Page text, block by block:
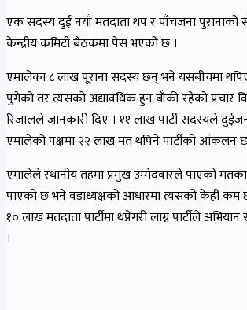
एक सदस्य दुई नयाँ मतदाता थप र पाँचजना पुरानाको
केन्द्रीय कमिटी बैठकमा पेस भएको छ ।
एमालेका ८ लाख पूराना सदस्य छन् भने यसबीचमा
पुगेको तर त्यसको अद्यावधिक हुन बाँकी रहेको प्रचार
रिजालले जानकारी दिए । ११ लाख पार्टी सदस्यले
एमालेको पक्षमा २२ लाख मत थपिने पार्टीको आंकलन
एमालेले स्थानीय तहमा प्रमुख उम्मेदवारले पाएको
पाएको छ भने वडाध्यक्षको आधारमा त्यसको केही कम छ
१० लाख मतदाता पार्टीमा थप्नेगरी लाग्न पार्टीले
।